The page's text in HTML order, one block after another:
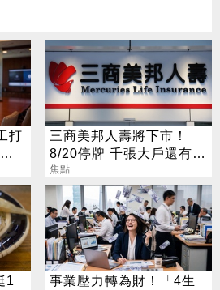
打
三商美邦人壽將下市！
8/20停牌 千張大戶還有
252人
焦點
1
事業壓力轉為財！「4生